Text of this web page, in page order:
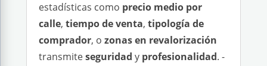
estadísticas como precio medio por
calle, tiempo de venta, tipología de
comprador, o zonas en revalorización
transmiteseguridad y profesionalidad. -